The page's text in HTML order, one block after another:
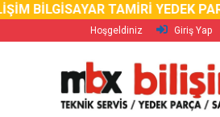
BİLGİSAYAR TAMİRİ YEDEK
Hoşgeldiniz Giriş Yap